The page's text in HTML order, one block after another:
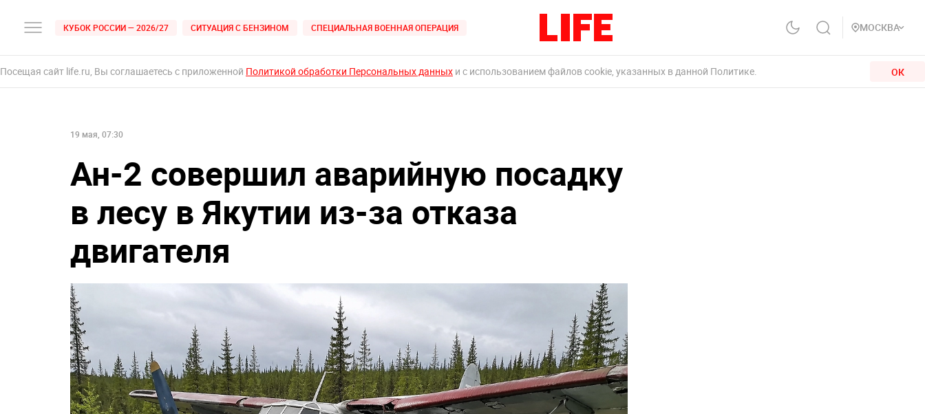
КУБОК РОССИИ — 2026/27 СИТУАЦИЯ С БЕНЗИНОМ СПЕЦИАЛЬНАЯ ВОЕННАЯ ОПЕРАЦИЯ МОСКВА
Посещая сайт life.ru, Вы соглашаетесь с приложенной Политикой обработки Персональных данных и с использованием файлов cookie, указанных в данной Политике. ОК
19 мая, 07:30
Ан-2 совершил аварийную посадку
в лесу в Якутии из-за отказа
двигателя